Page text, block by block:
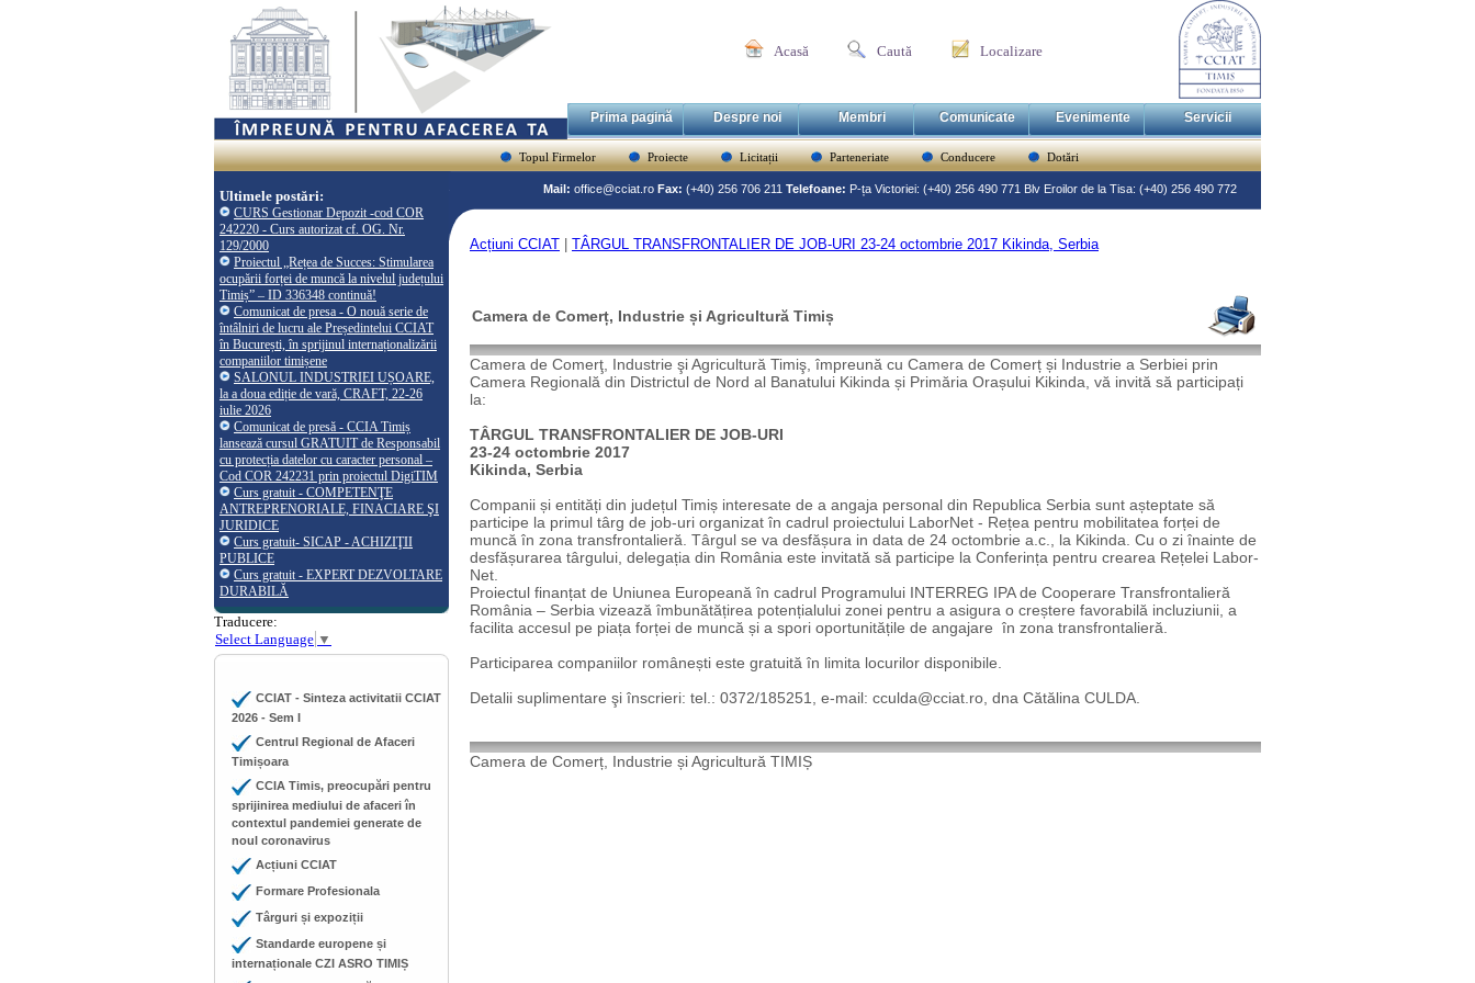
Acasă Caută Localizare
Prima pagină Despre noi Membri Comunicate Evenimente Servicii
Topul Firmelor Proiecte Licitații Parteneriate Conducere Dotări
Ultimele postări:
CURS Gestionar Depozit -cod COR
242220 - Curs autorizat cf. OG. Nr.
129/2000
Proiectul „Rețea de Succes: Stimularea
ocupării forței de muncă la nivelul județului
Timiș” – ID 336348 continuă!
Comunicat de presa - O nouă serie de
întâlniri de lucru ale Președintelui CCIAT
în București, în sprijinul internaționalizării
companiilor timișene
SALONUL INDUSTRIEI UȘOARE,
la a doua ediție de vară, CRAFT, 22-26
iulie 2026
Comunicat de presă - CCIA Timiș
lansează cursul GRATUIT de Responsabil
cu protecția datelor cu caracter personal –
Cod COR 242231 prin proiectul DigiTIM
Curs gratuit - COMPETENŢE
ANTREPRENORIALE, FINACIARE ŞI
JURIDICE
Curs gratuit- SICAP - ACHIZIŢII
PUBLICE
Curs gratuit - EXPERT DEZVOLTARE
DURABILĂ
Traducere:
Select Language ▼
CCIAT - Sinteza activitatii CCIAT
2026 - Sem I
Centrul Regional de Afaceri
Timișoara
CCIA Timis, preocupări pentru
sprijinirea mediului de afaceri în
contextul pandemiei generate de
noul coronavirus
Acțiuni CCIAT
Formare Profesionala
Târguri și expoziții
Standarde europene și
internaționale CZI ASRO TIMIȘ
Mail: office@cciat.ro Fax: (+40) 256 706 211 Telefoane: P-ța Victoriei: (+40) 256 490 771 Blv Eroilor de la Tisa: (+40) 256 490 772
Acțiuni CCIAT TÂRGUL TRANSFRONTALIER DE JOB-URI 23-24 octombrie 2017 Kikinda, Serbia
Camera de Comerț, Industrie și Agricultură Timiș
Camera de Comerţ, Industrie şi Agricultură Timiş, împreună cu Camera de Comerț și Industrie a Serbiei prin
Camera Regională din Districtul de Nord al Banatului Kikinda și Primăria Orașului Kikinda, vă invită să participați
la:
TÂRGUL TRANSFRONTALIER DE JOB-URI
23-24 octombrie 2017
Kikinda, Serbia
Companii și entități din județul Timiș interesate de a angaja personal din Republica Serbia sunt așteptate să
participe la primul târg de job-uri organizat în cadrul proiectului LaborNet - Rețea pentru mobilitatea forței de
muncă în zona transfrontalieră. Târgul se va desfășura in data de 24 octombrie a.c., la Kikinda. Cu o zi înainte de
desfășurarea târgului, delegația din România este invitată să participe la Conferința pentru crearea Rețelei Labor-
Net.
Proiectul finanțat de Uniunea Europeană în cadrul Programului INTERREG IPA de Cooperare Transfrontalieră
România – Serbia vizează îmbunătățirea potențialului zonei pentru a asigura o creștere favorabilă incluziunii, a
facilita accesul pe piața forței de muncă și a spori oportunitățile de angajare în zona transfrontalieră.
Participarea companiilor românești este gratuită în limita locurilor disponibile.
Detalii suplimentare şi înscrieri: tel.: 0372/185251, e-mail: cculda@cciat.ro, dna Cătălina CULDA.
Camera de Comerț, Industrie și Agricultură TIMIȘ